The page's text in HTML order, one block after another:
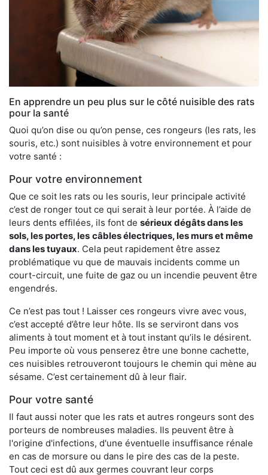
En apprendre un peu plus sur le côté nuisible des rats
pour la santé
Quoi qu’on dise ou qu’on pense, ces rongeurs (les rats, les
souris, etc.) sont nuisibles à votre environnement et pour
votre santé :
Pour votre environnement
Que ce soit les rats ou les souris, leur principale activité
c’est de ronger tout ce qui serait à leur portée. À l’aide de
leurs dents effilées, ils font de sérieux dégâts dans les
sols, les portes, les câbles électriques, les murs et même
dans les tuyaux. Cela peut rapidement être assez
problématique vu que de mauvais incidents comme un
court-circuit, une fuite de gaz ou un incendie peuvent être
engendrés.
Ce n’est pas tout ! Laisser ces rongeurs vivre avec vous,
c’est accepté d’être leur hôte. Ils se serviront dans vos
aliments à tout moment et à tout instant qu’ils le désirent.
Peu importe où vous penserez être une bonne cachette,
ces nuisibles retrouveront toujours le chemin qui mène au
sésame. C’est certainement dû à leur flair.
Pour votre santé
Il faut aussi noter que les rats et autres rongeurs sont des
porteurs de nombreuses maladies. Ils peuvent être à
l'origine d'infections, d'une éventuelle insuffisance rénale
en cas de morsure ou dans le pire des cas de la peste.
Tout ceci est dû aux germes couvrant leur corps